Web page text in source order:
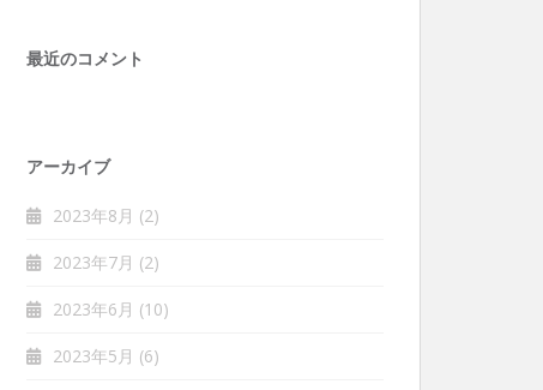
最近のコメント
アーカイブ
2023年8月 (2)
2023年7月 (2)
2023年6月 (10)
2023年5月 (6)